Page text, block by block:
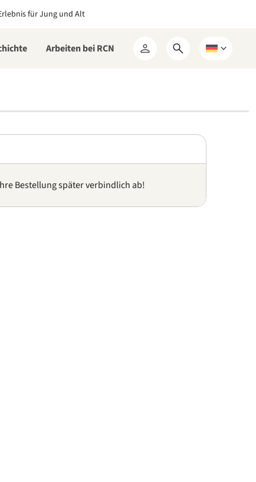
für Jung und Alt
Arbeiten bei RCN
Mein
Suchformular
Wählen
Bestellung später verbindlich ab!